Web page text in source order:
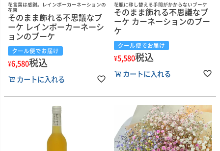
花言葉は感謝。レインボーカーネーションの
花束
そのまま飾れる不思議なブ
ーケ レインボーカーネーシ
ョンのブーケ
クール便でお届け
¥6,580税込
カートに入れる
花瓶に移し替える手間がかからないブーケ
そのまま飾れる不思議なブ
ーケ カーネーションのブー
ケ
クール便でお届け
¥5,580税込
カートに入れる